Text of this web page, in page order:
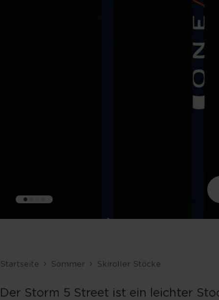
Startseite Sommer Skiroller Stöcke
Der Storm 5 Street ist ein leichter